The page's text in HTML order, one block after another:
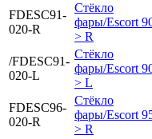
FDESC91-
020-R
Стёкло
фары/Escort
> R
/FDESC91-
020-L
Стёкло
фары/Escort
> L
FDESC96-
020-R
Стёкло
фары/Escort
> R